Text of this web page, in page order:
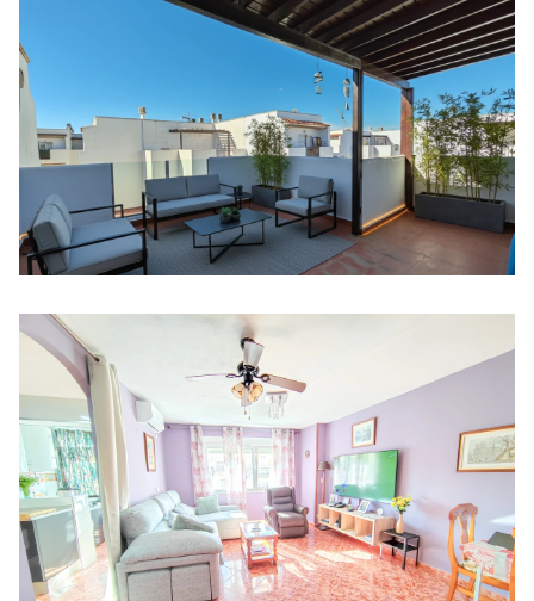
Casa cueva reformada cerca de Vera
CUEVAS DEL ALMANZORA
199.950 €
Apartamento con terraza en primera linea de playa
VERA PLAYA NATURISTA
260.000 €